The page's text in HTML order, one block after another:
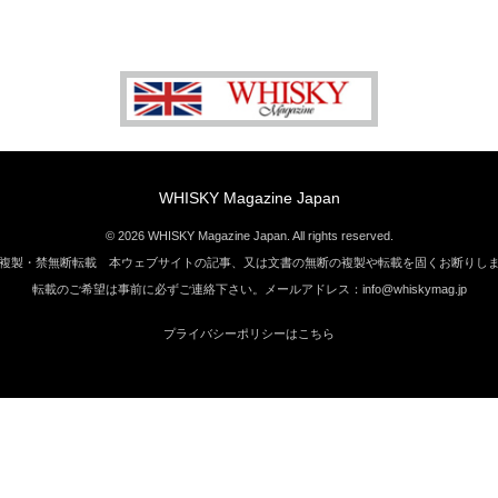
WHISKY Magazine Japan
© 2026 WHISKY Magazine Japan. All rights reserved.
製・禁無断転載 本ウェブサイトの記事、又は文書の無断の複製や転載を固くお断りし
転載のご希望は事前に必ずご連絡下さい。メールアドレス：info@whiskymag.jp
プライバシーポリシーはこちら